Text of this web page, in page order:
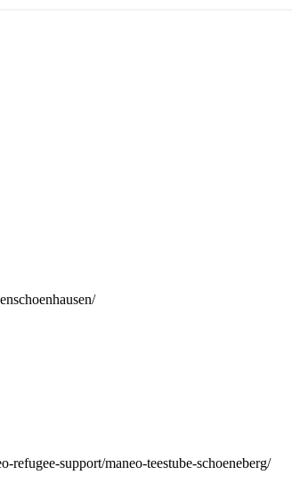
support/maneo-teestube-schoeneberg/